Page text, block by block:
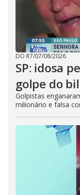
DO R7/07/08/2026
SP: idosa
golpe do
Golpistas
milionário e falsa